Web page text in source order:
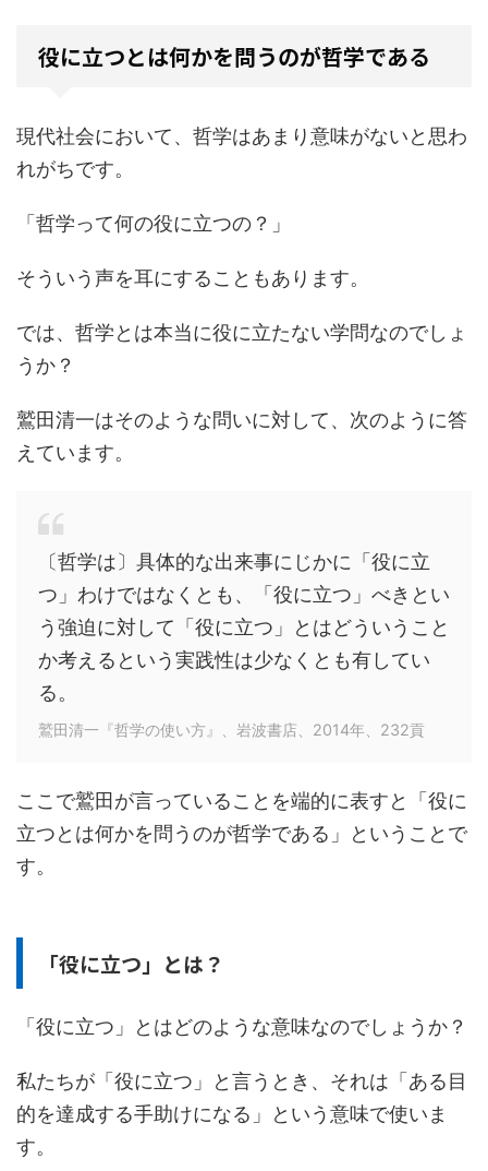
役に立つとは何かを問うのが哲学である
現代社会において、哲学はあまり意味がないと思わ
れがちです。
「哲学って何の役に立つの？」
そういう声を耳にすることもあります。
では、哲学とは本当に役に立たない学問なのでしょ
うか？
鷲田清一はそのような問いに対して、次のように答
えています。
〔哲学は〕具体的な出来事にじかに「役に立
つ」わけではなくとも、「役に立つ」べきとい
う強迫に対して「役に立つ」とはどういうこと
か考えるという実践性は少なくとも有してい
る。
鷲田清一『哲学の使い方』、岩波書店、2014年、232貢
ここで鷲田が言っていることを端的に表すと「役に
立つとは何かを問うのが哲学である」ということで
す。
「役に立つ」とは？
「役に立つ」とはどのような意味なのでしょうか？
私たちが「役に立つ」と言うとき、それは「ある目
的を達成する手助けになる」という意味で使いま
す。